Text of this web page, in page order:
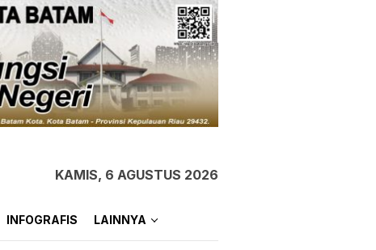
KAMIS, 6 AGUSTUS 2026
INFOGRAFIS LAINNYA